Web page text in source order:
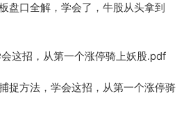
盘口全解，学会了，牛股从头拿到
这招，从第一个涨停骑上妖股.pdf
捉方法，学会这招，从第一个涨停骑